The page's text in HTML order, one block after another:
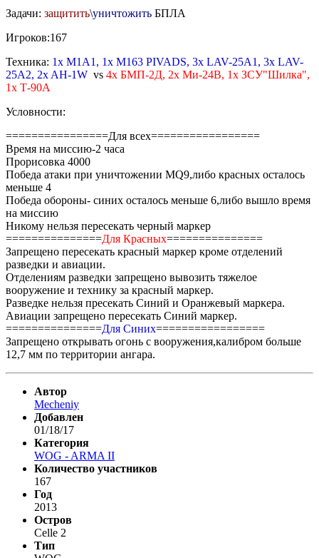
Задачи: защитить\уничтожить БПЛА
Игроков:167
Техника: 1х M1A1, 1x M163 PIVADS, 3x LAV-25A1, 3x LAV-
25A2, 2x AH-1W vs 4х БМП-2Д, 2х Ми-24В, 1х ЗСУ"Шилка",
1х Т-90А
Условности:
================Для всех=================
Время на миссию-2 часа
Прорисовка 4000
Победа атаки при уничтожении MQ9,либо красных осталось
меньше 4
Победа обороны- синих осталось меньше 6,либо вышло время
на миссию
Никому нельзя пересекать черный маркер
===============Для Красных===============
Запрещено пересекать красный маркер кроме отделений
разведки и авиации.
Отделениям разведки запрещено вывозить тяжелое
вооружение и технику за красный маркер.
Разведке нельзя пресекать Синий и Оранжевый маркера.
Авиации запрещено пересекать Синий маркер.
===============Для Синих=================
Запрещено открывать огонь с вооружения,калибром больше
12,7 мм по территории ангара.
Автор
Mecheniy
Добавлен
01/18/17
Категория
WOG - ARMA II
Количество участников
167
Год
2013
Остров
Celle 2
Тип